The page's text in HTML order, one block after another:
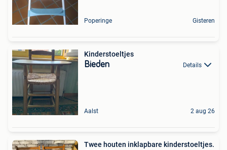
Poperinge Gisteren
Kinderstoeltjes
Bieden Details
Aalst 2 aug 26
Twee houten inklapbare kinderstoeltjes.